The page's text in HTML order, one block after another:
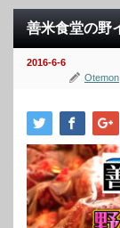
善米食堂の野
2016-6-6
Otemon